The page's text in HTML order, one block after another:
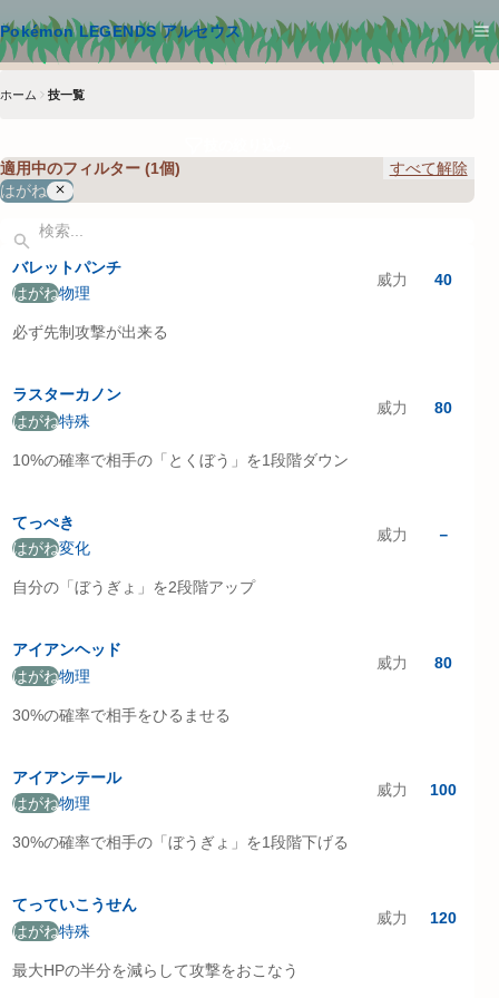
Pokémon LEGENDS アルセウス
メインコンテンツへスキップ
ホーム 技一覧
適用中のフィルター (1個)
すべて解除
はがね
検索キーワードを入力してください
バレットパンチ
はがね物理
威力 40
必ず先制攻撃が出来る
ラスターカノン
はがね特殊
威力 80
10%の確率で相手の「とくぼう」を1段階ダウン
てっぺき
はがね変化
威力 －
自分の「ぼうぎょ」を2段階アップ
アイアンヘッド
はがね物理
威力 80
30%の確率で相手をひるませる
アイアンテール
はがね物理
威力 100
30%の確率で相手の「ぼうぎょ」を1段階下げる
てっていこうせん
はがね特殊
威力 120
最大HPの半分を減らして攻撃をおこなう